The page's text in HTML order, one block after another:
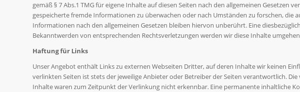
gemäß § 7 Abs.1 TMG für eigene Inhalte auf diesen Seiten nach den allgemeinen
gespeicherte fremde Informationen zu überwachen oder nach Umständen zu forschen,
Informationen nach den allgemeinen Gesetzen bleiben hiervon unberührt. Eine
Bekanntwerden von entsprechenden Rechtsverletzungen werden wir diese Inhalte
Haftung für Links
Unser Angebot enthält Links zu externen Webseiten Dritter, auf deren Inhalte wir keinen
verlinkten Seiten ist stets der jeweilige Anbieter oder Betreiber der Seiten verantwortlich.
Inhalte waren zum Zeitpunkt der Verlinkung nicht erkennbar. Eine permanente inhaltliche